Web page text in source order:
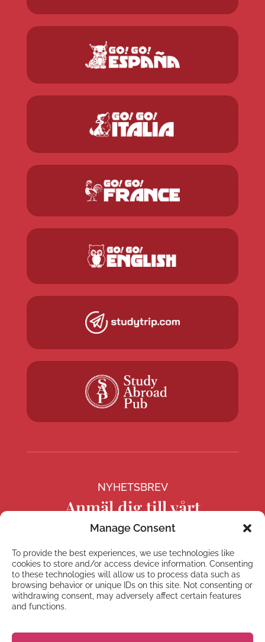
Manage Consent
To provide the best experiences, we use technologies like
cookies to store and/or access device information. Consenting
to these technologies will allow us to process data such as
browsing behavior or unique IDs on this site. Not consenting or
withdrawing consent, may adversely affect certain features
and functions.
NYHETSBREV
Anmäl dig till vårt
nyhetsbrev
Prenumerera